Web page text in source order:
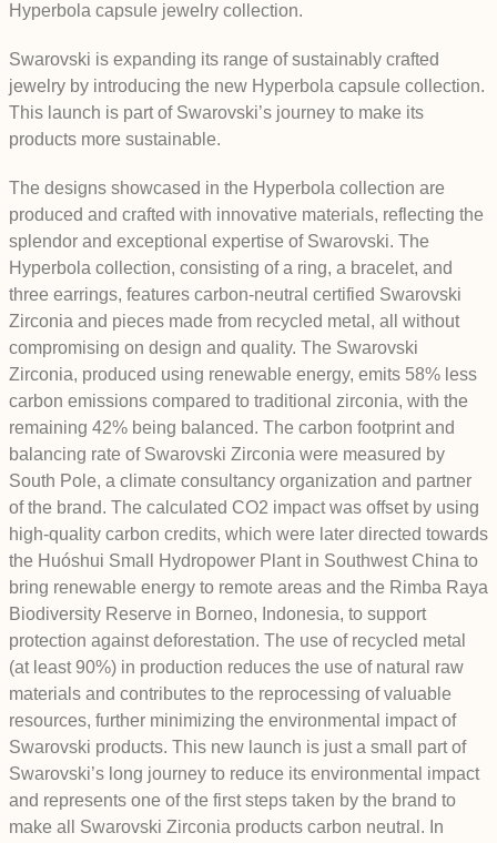
Hyperbola capsule jewelry collection.
Swarovski is expanding its range of sustainably crafted
jewelry by introducing the new Hyperbola capsule collection.
This launch is part of Swarovski’s journey to make its
products more sustainable.
The designs showcased in the Hyperbola collection are
produced and crafted with innovative materials, reflecting the
splendor and exceptional expertise of Swarovski. The
Hyperbola collection, consisting of a ring, a bracelet, and
three earrings, features carbon-neutral certified Swarovski
Zirconia and pieces made from recycled metal, all without
compromising on design and quality. The Swarovski
Zirconia, produced using renewable energy, emits 58% less
carbon emissions compared to traditional zirconia, with the
remaining 42% being balanced. The carbon footprint and
balancing rate of Swarovski Zirconia were measured by
South Pole, a climate consultancy organization and partner
of the brand. The calculated CO2 impact was offset by using
high-quality carbon credits, which were later directed towards
the Huóshui Small Hydropower Plant in Southwest China to
bring renewable energy to remote areas and the Rimba Raya
Biodiversity Reserve in Borneo, Indonesia, to support
protection against deforestation. The use of recycled metal
(at least 90%) in production reduces the use of natural raw
materials and contributes to the reprocessing of valuable
resources, further minimizing the environmental impact of
Swarovski products. This new launch is just a small part of
Swarovski’s long journey to reduce its environmental impact
and represents one of the first steps taken by the brand to
make all Swarovski Zirconia products carbon neutral. In